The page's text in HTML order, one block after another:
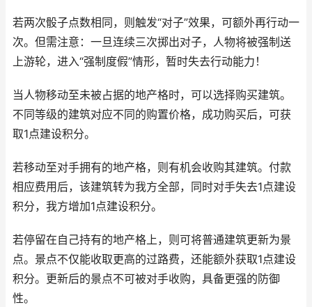
若两次骰子点数相同，则触发“对子”效果，可额外再行动一
次。但需注意：一旦连续三次掷出对子，人物将被强制送
上游轮，进入“强制度假”情形，暂时失去行动能力！
当人物移动至未被占据的地产格时，可以选择购买建筑。
不同等级的建筑对应不同的购置价格，成功购买后，可获
取1点建设积分。
若移动至对手拥有的地产格，则有机会收购其建筑。付款
相应费用后，该建筑转为我方全部，同时对手失去1点建设
积分，我方增加1点建设积分。
若停留在自己持有的地产格上，则可将普通建筑更新为景
点。景点不仅能收取更高的过路费，还能额外获取1点建设
积分。更新后的景点不可被对手收购，具备更强的防御
性。